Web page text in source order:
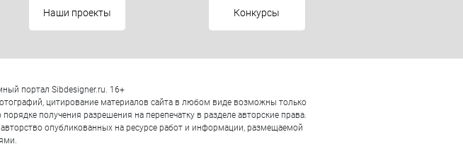
Наши проекты Конкурсы
портал Sibdesigner.ru. 16+
цитирование материалов сайта в любом виде возможны только
получения разрешения на перепечатку в разделе авторские права.
опубликованных на ресурсе работ и информации, размещаемой